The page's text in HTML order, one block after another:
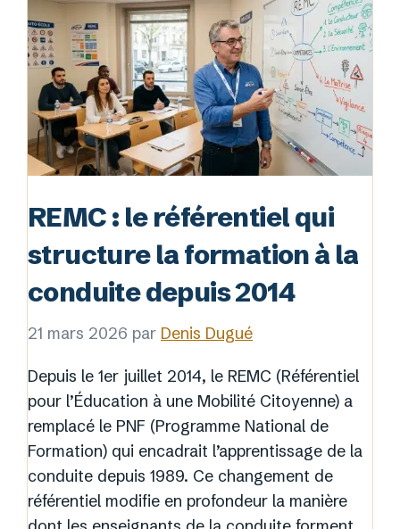
REMC : le référentiel qui
structure la formation à la
conduite depuis 2014
21 mars 2026 par Denis Dugué
Depuis le 1er juillet 2014, le REMC (Référentiel
pour l’Éducation à une Mobilité Citoyenne) a
remplacé le PNF (Programme National de
Formation) qui encadrait l’apprentissage de la
conduite depuis 1989. Ce changement de
référentiel modifie en profondeur la manière